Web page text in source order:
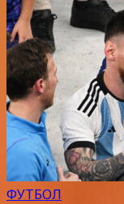
ФУТБОЛ